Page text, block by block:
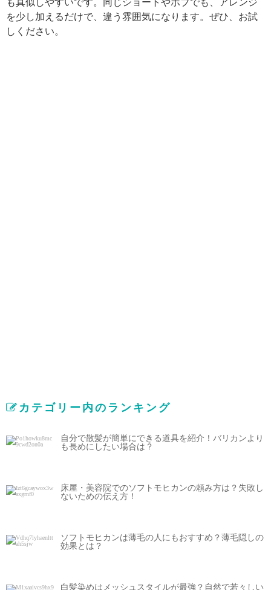
も真似しやすいです。同じショートやボブでも、アレンジ
を少し加えるだけで、違う雰囲気になります。ぜひ、お試
しください。
カテゴリー内のランキング
自分で散髪が簡単にできる道具を紹介！バリカンより
も長めにしたい場合は？
床屋・美容院でのソフトモヒカンの頼み方は？失敗し
ないための伝え方！
ソフトモヒカンは薄毛の人にもおすすめ？薄毛隠しの
効果とは？
白髪染めはメッシュスタイルが最強？自然で若々しい